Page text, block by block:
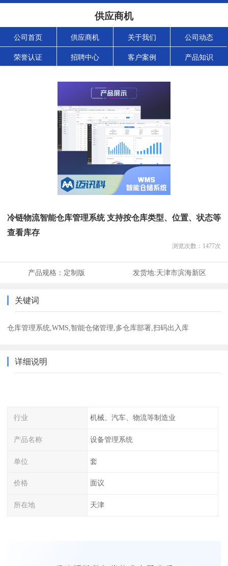
供应商机
公司首页 供应商机 关于我们 公司动态
荣誉认证 招聘中心 客户案例 产品知识
冷链物流智能仓库管理系统 支持按仓库类型、位置、状态等
查看库存
浏览次数： 1477次
产品规格： 定制版 发货地:天津市滨海新区
关键词
仓库管理系统,WMS,智能仓储管理,多仓库部署,扫码出入库
详细说明
行业 机械、汽车、物流等制造业
产品名称 设备管理系统
单位 套
价格 面议
所在地 天津